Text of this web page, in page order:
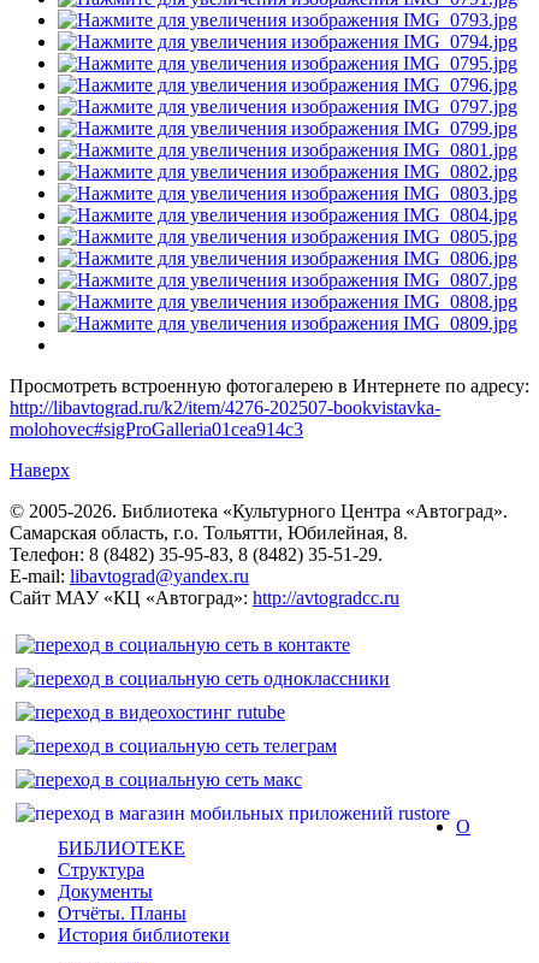
Просмотреть встроенную фотогалерею в Интернете по адресу:
http://libavtograd.ru/k2/item/4276-202507-bookvistavka-
molohovec#sigProGalleria01cea914c3
Наверх
© 2005-2026. Библиотека «Культурного Центра «Автоград».
Самарская область, г.о. Тольятти, Юбилейная, 8.
Телефон: 8 (8482) 35-95-83, 8 (8482) 35-51-29.
E-mail: libavtograd@yandex.ru
Сайт МАУ «КЦ «Автоград»: http://avtogradcc.ru
О
БИБЛИОТЕКЕ
Структура
Документы
Отчёты. Планы
История библиотеки